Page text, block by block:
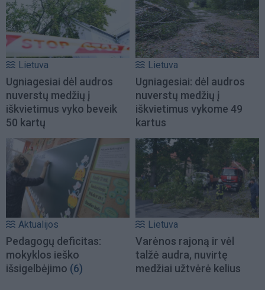
Lietuva
Ugniagesiai dėl audros
nuverstų medžių į
iškvietimus vyko beveik
50 kartų
Lietuva
Ugniagesiai: dėl audros
nuverstų medžių į
iškvietimus vykome 49
kartus
Aktualijos
Pedagogų deficitas:
mokyklos ieško
išsigelbėjimo (6)
Lietuva
Varėnos rajoną ir vėl
talžė audra, nuvirtę
medžiai užtvėrė kelius